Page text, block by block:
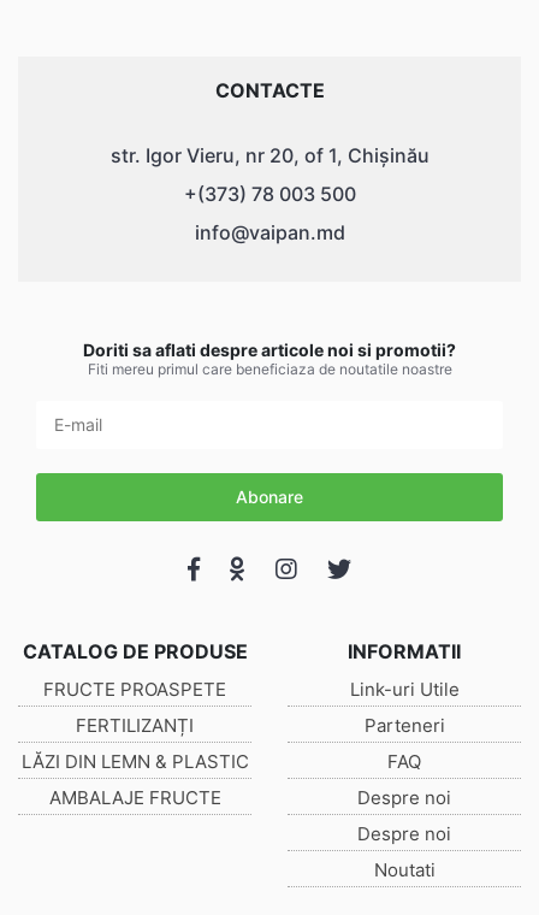
CATALOG DE PRODUSE
FRUCTE PROASPETE
FERTILIZANȚI
LĂZI DIN LEMN & PLASTIC
AMBALAJE FRUCTE
INFORMATII
Link-uri Utile
Parteneri
FAQ
Despre noi
Despre noi
Noutati
CONTACTE
str. Igor Vieru, nr 20, of 1, Chișinău
+(373) 78 003 500
info@vaipan.md
Doriti sa aflati despre articole noi si promotii?
Fiti mereu primul care beneficiaza de noutatile noastre
Abonare